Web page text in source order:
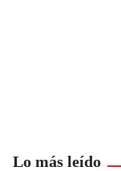
Lo más leído